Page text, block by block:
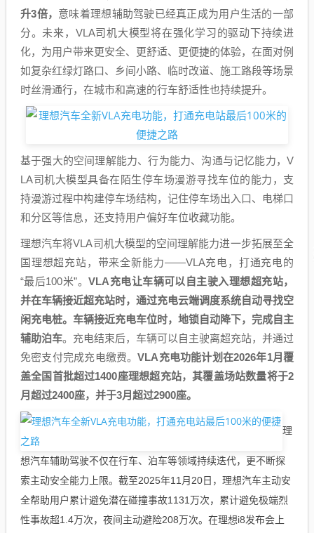
升3倍， 意味着理想辅助驾驶已经真正成为用户生活的一部
分。未来，VLA司机大模型将在强化学习的驱动下持续进
化，为用户带来更安全、更舒适、更便捷的体验，在面对例
如复杂红绿灯路口、乡间小路、临时改道、施工路段等场景
时丝滑通行，在城市和高速的行车舒适性也持续提升。
基于强大的空间理解能力、行为能力、沟通与记忆能力，V
LA司机大模型具备在陌生停车场漫游寻找车位的能力，支
持漫游过程中构建停车场结构，记住停车场出入口、电梯口
和分区等信息，还支持用户偏好车位收藏功能。
理想汽车将VLA司机大模型的空间理解能力进一步拓展至全
国理想超充站，带来全新能力——VLA充电，打通充电的
“最后100米”。VLA充电让车辆可以自主驶入理想超充站，
并在车辆接近超充站时，通过充电云端调度系统自动寻找空
闲充电桩。车辆接近充电车位时，地锁自动降下，完成自主
辅助泊车。充电结束后，车辆可以自主驶离超充站，并通过
免密支付完成充电缴费。VLA充电功能计划在2026年1月覆
盖全国首批超过1400座理想超充站，其覆盖场站数量将于2
月超过2400座，并于3月超过2900座。
理
想汽车辅助驾驶不仅在行车、泊车等领域持续迭代，更不断探
索主动安全能力上限。截至2025年11月20日，理想汽车主动安
全帮助用户累计避免潜在碰撞事故1131万次，累计避免极端烈
性事故超1.4万次，夜间主动避险208万次。在理想i8发布会上